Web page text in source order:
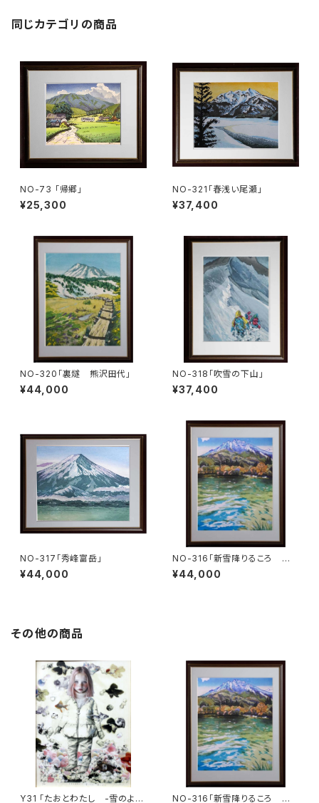
同じカテゴリの商品
NO-73 「帰郷」
¥25,300
NO-321「春浅い尾瀬」
¥37,400
NO-320「裏燧 熊沢田代」
¥44,000
NO-318「吹雪の下山」
¥37,400
NO-317「秀峰富岳」
¥44,000
NO-316「新雪降りるころ 妙
高山」
¥44,000
その他の商品
Y31 「たおとわたし -雪のよう
NO-316「新雪降りるころ 妙